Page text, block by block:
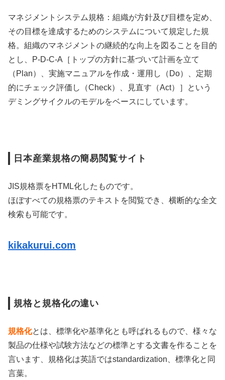
マネジメントシステム規格：組織が方針及び目標を定め、
その目標を達成するためのシステムについて規定した規
格。組織のマネジメントの継続的な向上を図ることを目的
とし、P-D-C-A［トップの方針に基づいて計画を立て
（Plan）、実施マニュアルを作成・運用し（Do）、定期
的にチェック評価し（Check）、見直す（Act）］という
デミングサイクルのモデルをベースにしています。
日本産業規格の簡易閲覧サイト
JIS規格票をHTML化したものです。
ほぼすべての規格票のテキストを閲覧でき、横断的な全文
検索も可能です。
kikakurui.com
規格と規格化の違い
規格化とは、標準化や基準化とも呼ばれるもので、様々な
製品の仕様や試験方法などの標準とする文書を作ることを
言います、規格化は英語ではstandardization、標準化と同
言葉。